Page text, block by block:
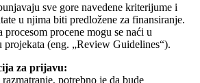
sve gore navedene kriterijume i
u njima biti predložene za finansiranje.
procene mogu se naći u
projekata (eng. „Review Guidelines“).
za prijavu:
potrebno je da bude